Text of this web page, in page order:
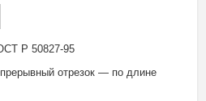
Р 50827-95
отрезок — по длине